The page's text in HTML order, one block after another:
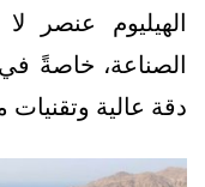
الهيليوم عنصر
الصناعة، خاصةً
دقة عالية وتقنيات